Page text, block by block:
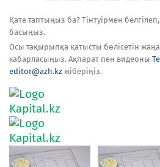
Қате таптыңыз ба? Тінтуірмен
басыңыз.
Осы тақырыпқа қатысты бөлісетін
хабарласыңыз. Ақпарат пен видеоны
editor@azh.kz жіберіңіз.